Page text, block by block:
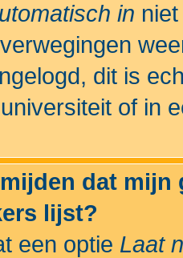
in
dit is
of in
dat
lijst?
een optie Laat